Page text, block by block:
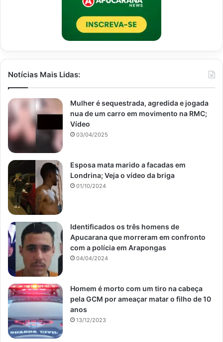
Notícias Mais Lidas:
Mulher é sequestrada, agredida e jogada
nua de um carro em movimento na RMC;
Vídeo
03/04/2025
Esposa mata marido a facadas em
Londrina; Veja o vídeo da briga
01/10/2024
Identificados os três homens de
Apucarana que morreram em confronto
com a polícia em Arapongas
04/04/2024
Homem é morto com um tiro na cabeça
pela GCM por ameaçar matar o filho de 10
anos
13/12/2023